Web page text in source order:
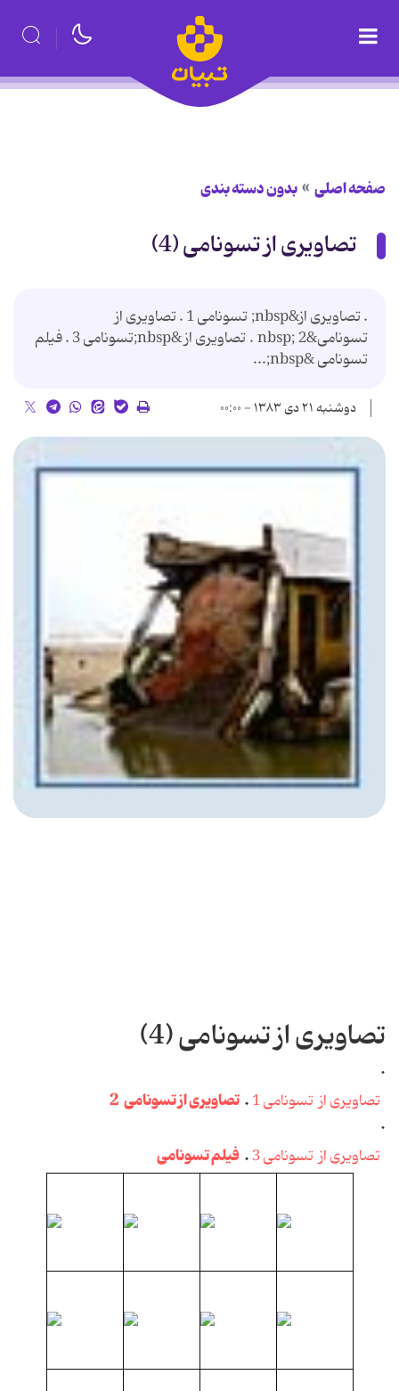
صفحه اصلی بدون دسته بندی
تصاویری از تسونامی (4)
. تصاویری از&nbsp; تسونامی 1 . تصاویری از
تسونامی&nbsp; 2 . تصاویری از &nbsp;تسونامی 3 . فیلم
تسونامی &nbsp;...
دوشنبه ۲۱ دی ۱۳۸۳ - ۰۰:۰۰
تصاویری از تسونامی (4)
.
تصاویری از تسونامی 1 . تصاویری از تسونامی 2
.
تصاویری از تسونامی 3 . فیلم تسونامی